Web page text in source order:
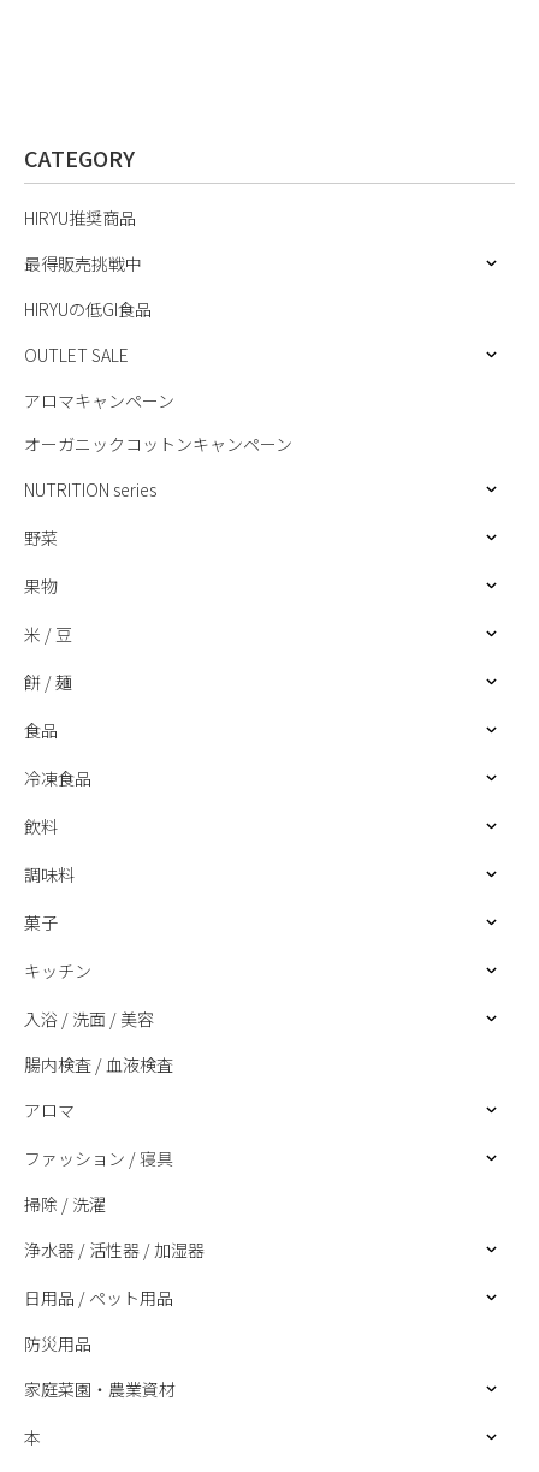
CATEGORY
HIRYU推奨商品
最得販売挑戦中
HIRYUの低GI食品
OUTLET SALE
アロマキャンペーン
オーガニックコットンキャンペーン
NUTRITION series
野菜
果物
米 / 豆
餅 / 麺
食品
冷凍食品
飲料
調味料
菓子
キッチン
入浴 / 洗面 / 美容
腸内検査 / 血液検査
アロマ
ファッション / 寝具
掃除 / 洗濯
浄水器 / 活性器 / 加湿器
日用品 / ペット用品
防災用品
家庭菜園・農業資材
本